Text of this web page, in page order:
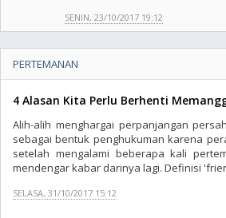
SENIN, 23/10/2017 19:12
PERTEMANAN
4 Alasan Kita Perlu Berhenti
Alih-alih menghargai perpanjangan
sebagai bentuk penghukuman karena
setelah mengalami beberapa kali
mendengar kabar darinya lagi. Definisi
SELASA, 31/10/2017 15:12